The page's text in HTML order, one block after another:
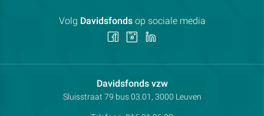
Davidsfonds vzwContactpersoon:
Adres:
Sluisstraat 79 bus 03.01, 3000 Leuven
Volg Davidsfondsop sociale media
Volg
ons
Volg